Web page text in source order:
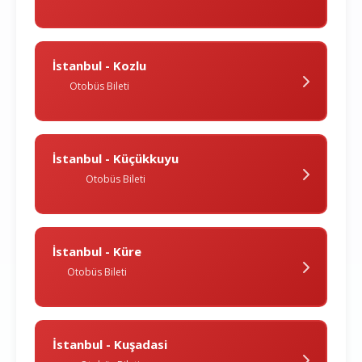
İstanbul - Kozlu
Otobüs Bileti
İstanbul - Küçükkuyu
Otobüs Bileti
İstanbul - Küre
Otobüs Bileti
İstanbul - Kuşadasi